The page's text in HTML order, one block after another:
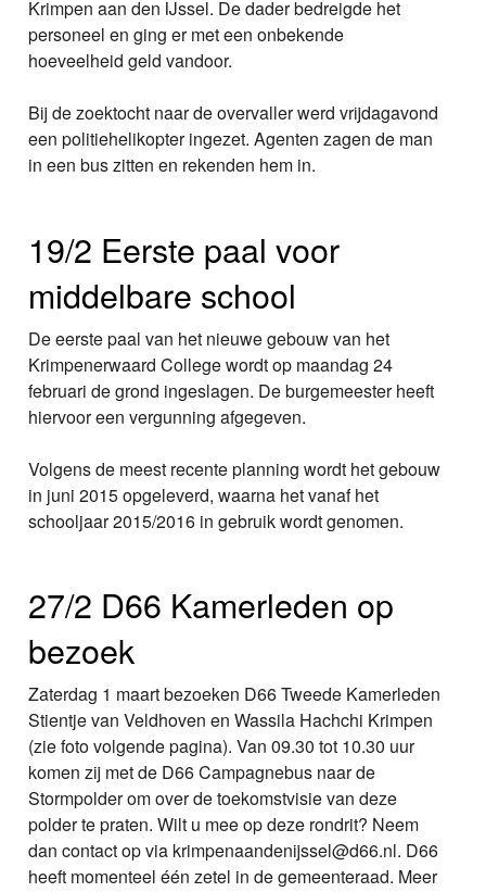
Krimpen aan den IJssel. De dader bedreigde het
personeel en ging er met een onbekende
hoeveelheid geld vandoor.
Bij de zoektocht naar de overvaller werd vrijdagavond
een politiehelikopter ingezet. Agenten zagen de man
in een bus zitten en rekenden hem in.
19/2 Eerste paal voor
middelbare school
De eerste paal van het nieuwe gebouw van het
Krimpenerwaard College wordt op maandag 24
februari de grond ingeslagen. De burgemeester heeft
hiervoor een vergunning afgegeven.
Volgens de meest recente planning wordt het gebouw
in juni 2015 opgeleverd, waarna het vanaf het
schooljaar 2015/2016 in gebruik wordt genomen.
27/2 D66 Kamerleden op
bezoek
Zaterdag 1 maart bezoeken D66 Tweede Kamerleden
Stientje van Veldhoven en Wassila Hachchi Krimpen
(zie foto volgende pagina). Van 09.30 tot 10.30 uur
komen zij met de D66 Campagnebus naar de
Stormpolder om over de toekomstvisie van deze
polder te praten. Wilt u mee op deze rondrit? Neem
dan contact op via krimpenaandenijssel@d66.nl. D66
heeft momenteel één zetel in de gemeenteraad. Meer